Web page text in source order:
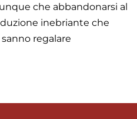
che abbandonarsi al
inebriante che
sanno regalare